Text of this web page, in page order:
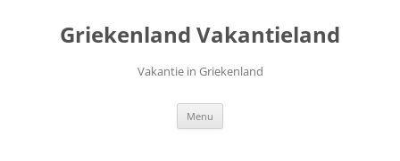
inhoudGriekenland Vakantieland
Vakantie in Griekenland
Menu